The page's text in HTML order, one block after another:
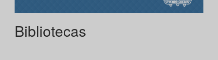
Bibliotecas